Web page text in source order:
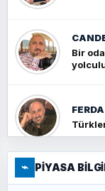
Bir
⌁ PIYASA